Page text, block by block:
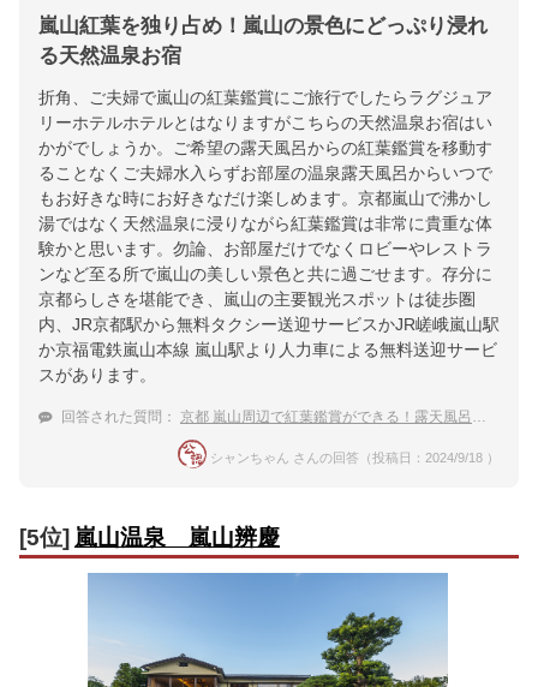
嵐山紅葉を独り占め！嵐山の景色にどっぷり浸れ
る天然温泉お宿
折角、ご夫婦で嵐山の紅葉鑑賞にご旅行でしたらラグジュア
リーホテルホテルとはなりますがこちらの天然温泉お宿はい
かがでしょうか。ご希望の露天風呂からの紅葉鑑賞を移動す
ることなくご夫婦水入らずお部屋の温泉露天風呂からいつで
もお好きな時にお好きなだけ楽しめます。京都嵐山で沸かし
湯ではなく天然温泉に浸りながら紅葉鑑賞は非常に貴重な体
験かと思います。勿論、お部屋だけでなくロビーやレストラ
ンなど至る所で嵐山の美しい景色と共に過ごせます。存分に
京都らしさを堪能でき、嵐山の主要観光スポットは徒歩圏
内、JR京都駅から無料タクシー送迎サービスかJR嵯峨嵐山駅
か京福電鉄嵐山本線 嵐山駅より人力車による無料送迎サービ
スがあります。
回答された質問： 京都 嵐山周辺で紅葉鑑賞ができる！露天風呂がある温泉宿
シャンちゃん さんの回答（投稿日：2024/9/18 ）
[5位] 嵐山温泉 嵐山辨慶